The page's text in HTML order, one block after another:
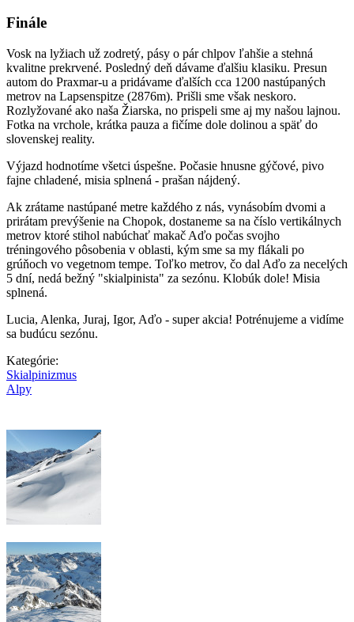
Finále
Vosk na lyžiach už zodretý, pásy o pár chlpov ľahšie a stehná
kvalitne prekrvené. Posledný deň dávame ďalšiu klasiku. Presun
autom do Praxmar-u a pridávame ďalších cca 1200 nastúpaných
metrov na Lapsenspitze (2876m). Prišli sme však neskoro.
Rozlyžované ako naša Žiarska, no prispeli sme aj my našou lajnou.
Fotka na vrchole, krátka pauza a fičíme dole dolinou a späť do
slovenskej reality.
Výjazd hodnotíme všetci úspešne. Počasie hnusne gýčové, pivo
fajne chladené, misia splnená - prašan nájdený.
Ak zrátame nastúpané metre každého z nás, vynásobím dvomi a
prirátam prevýšenie na Chopok, dostaneme sa na číslo vertikálnych
metrov ktoré stihol nabúchať makač Aďo počas svojho
tréningového pôsobenia v oblasti, kým sme sa my flákali po
grúňoch vo vegetnom tempe. Toľko metrov, čo dal Aďo za necelých
5 dní, nedá bežný "skialpinista" za sezónu. Klobúk dole! Misia
splnená.
Lucia, Alenka, Juraj, Igor, Aďo - super akcia! Potrénujeme a vidíme
sa budúcu sezónu.
Kategórie:
Skialpinizmus
Alpy